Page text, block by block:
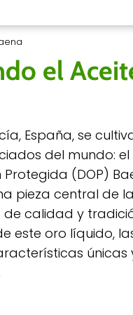
el
España, se
del mundo:
(DOP)
pieza central de
calidad y
este oro líquido,